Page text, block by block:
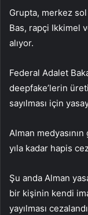
Grupta, merkez
Bas, rapçi Ikkimel
alıyor.
Federal Adalet
deepfake’lerin
sayılması için
Alman
yıla kadar hapis
Şu anda Alman
bir kişinin kendi
yayılması